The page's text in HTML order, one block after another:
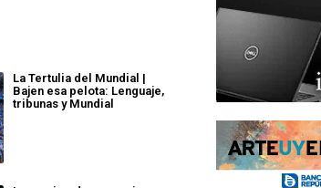
La Tertulia del Mundial |
Bajen esa pelota: Lenguaje,
tribunas y Mundial